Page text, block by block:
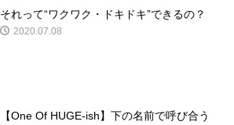
それって“ワクワク・ドキドキ”できるの？
2020.07.08
【One Of HUGE-ish】下の名前で呼び合う